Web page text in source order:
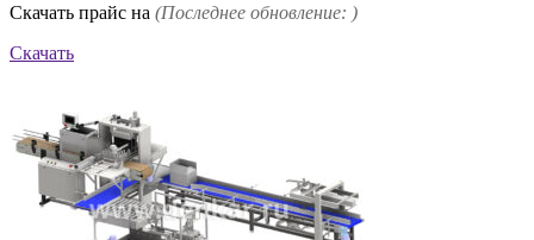
Скачать прайс на (Последнее обновление: )
Скачать